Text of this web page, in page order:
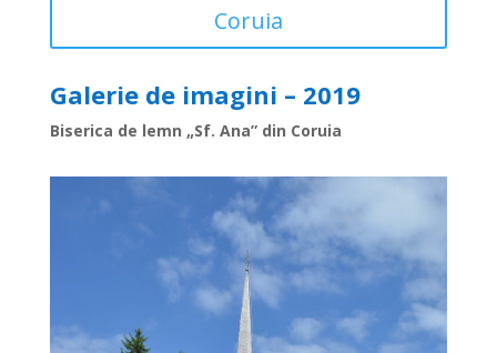
Coruia
Galerie de imagini – 2019
Biserica de lemn „Sf. Ana” din Coruia